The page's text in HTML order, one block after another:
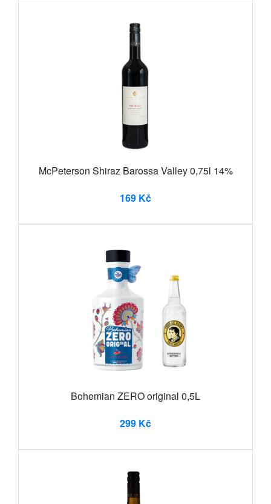
McPeterson Shiraz Barossa Valley 0,75l 14%
169 Kč
Bohemian ZERO original 0,5L
299 Kč